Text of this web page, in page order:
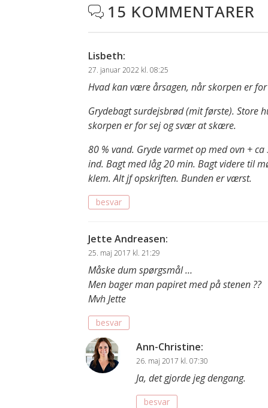
 15 KOMMENTARER
Lisbeth:
27. januar 2022 kl. 08:25
Hvad kan være årsagen, når skorpen er for
Grydebagt surdejsbrød (mit første). Store
skorpen er for sej og svær at skære.
80 % vand. Gryde varmet op med ovn +
ind. Bagt med låg 20 min. Bagt videre til
klem. Alt jf opskriften. Bunden er værst.
besvar
Jette Andreasen:
25. maj 2017 kl. 21:29
Måske dum spørgsmål …
Men bager man papiret med på stenen ??
Mvh Jette
besvar
Ann-Christine:
26. maj 2017 kl. 07:30
Ja, det gjorde jeg dengang.
besvar